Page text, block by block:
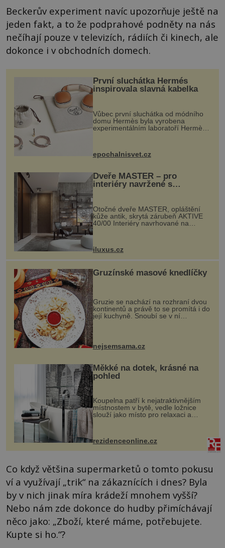
Beckerův experiment navíc upozorňuje ještě na
jeden fakt, a to že podprahové podněty na nás
nečíhají pouze v televizích, rádiích či kinech, ale
dokonce i v obchodních domech.
První sluchátka Hermés
inspirovala slavná kabelka
Vůbec první sluchátka od módního
domu Hermès byla vyrobena
experimentálním laboratoří Hermès
kovový...
epochalnisvet.cz
Dveře MASTER – pro
interiéry navržené s
rozumem i vášní!
Otočné dveře MASTER, opláštění
kůže antik, skrytá zárubeň AKTIVE
40/00 Interiéry navrhované na
zakázku často vyžadují atypické
rozměry nejen nábytku, ale i
dnes umož...
iluxus.cz
Gruzínské masové knedlíčky
Gruzie se nachází na rozhraní dvou
kontinentů a právě to se promítá i do
její kuchyně. Snoubí se v ní
evropské a asijské chutě a díky tomu
pokrmy, které rozhodně st...
nejsemsama.cz
Měkké na dotek, krásné na
pohled
Koupelna patří k nejatraktivnějším
místnostem v bytě, vedle ložnice
slouží jako místo pro relaxaci a
odpočinek. Koupelnový textil –
ručníky, osušky a koberečky –
proutku...
rezidenceonline.cz
Co když většina supermarketů o tomto pokusu
ví a využívají „trik“ na zákaznících i dnes? Byla
by v nich jinak míra krádeží mnohem vyšší?
Nebo nám zde dokonce do hudby přimíchávají
něco jako: „Zboží, které máme, potřebujete.
Kupte si ho.“?